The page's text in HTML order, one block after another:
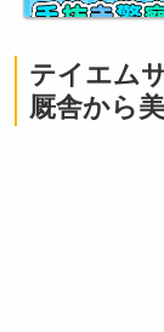
Powered by
テイエム
厩舎から